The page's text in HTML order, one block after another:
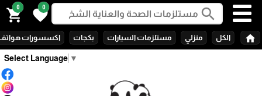
Select Language ▼
search
0
favorite
0
shopping_cart
home الكل منزلي مستلزمات السيارات بكجات اكسسورات